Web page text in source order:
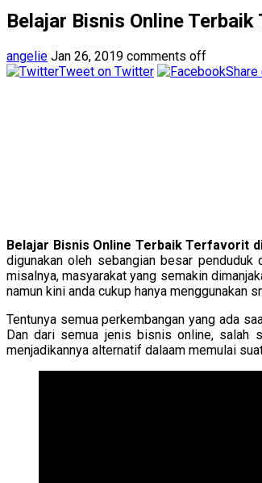
Belajar Bisnis Online
angelie Jan 26, 2019 comments off
Tweet on Twitter
Share
Belajar Bisnis Online Terbaik Terfavorit
digunakan oleh sebangian besar
misalnya, masyarakat yang semakin
namun kini anda cukup hanya menggunakan
Tentunya semua perkembangan yang ada
Dan dari semua jenis bisnis online, salah
menjadikannya alternatif dalaam memulai